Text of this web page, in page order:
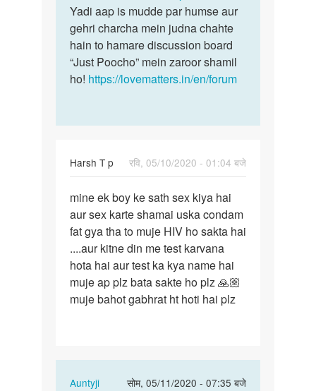
Yadi aap is mudde par humse aur
gehri charcha mein judna chahte
hain to hamare discussion board
“Just Poocho” mein zaroor shamil
ho! https://lovematters.in/en/forum
Harsh T p
रवि, 05/10/2020 - 01:04 बजे
mine
ek
boy
sath
sex
kiya…
mine ek boy ke sath sex kiya hai
aur sex karte shamai uska condam
fat gya tha to muje HIV ho sakta hai
....aur kitne din me test karvana
hota hai aur test ka kya name hai
muje ap plz bata sakte ho plz 🙏🏼
muje bahot gabhrat ht hoti hai plz
Auntyji सोम, 05/11/2020 - 07:35 बजे
In